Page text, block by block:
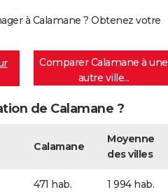
à Calamane ? Obtenez votre
Comparer Calamane à une
autre ville...
de Calamane ?
Calamane
Moyenne
des villes
471 hab. 1 994 hab.